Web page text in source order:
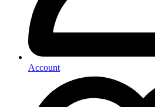
Account